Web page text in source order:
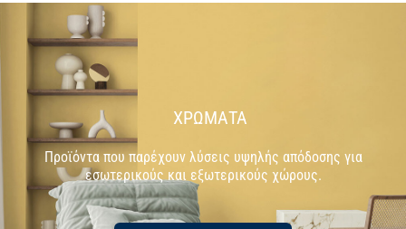
ΧΡΩΜΑΤΑ
Προϊόντα που παρέχουν λύσεις υψηλής απόδοσης για
εσωτερικούς και εξωτερικούς χώρους.